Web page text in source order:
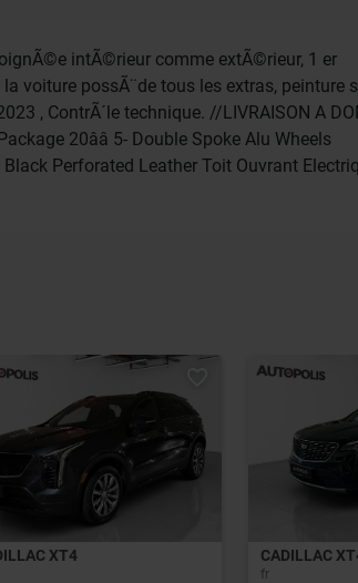
intÃ©rieur comme extÃ©rieur, 1 er
voiture possÃ¨de tous les extras, peinture
, ContrÃ´le technique. //LIVRAISON A
20ââ 5- Double Spoke Alu Wheels
Black Perforated Leather Toit Ouvrant
XT4 CADILLAC
fr